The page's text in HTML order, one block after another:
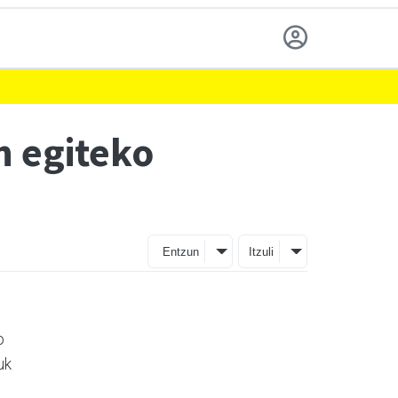
egiteko
Entzun Itzuli